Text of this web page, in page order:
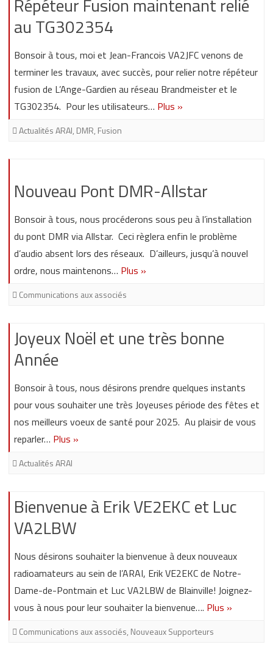
au TG302354
Bonsoir à tous, moi et Jean-Francois VA2JFC venons de
terminer les travaux, avec succès, pour relier notre répéteur
fusion de L’Ange-Gardien au réseau Brandmeister et le
TG302354. Pour les utilisateurs… Plus »
Actualités ARAI, DMR, Fusion
Nouveau Pont DMR-Allstar
Bonsoir à tous, nous procéderons sous peu à l’installation
du pont DMR via Allstar. Ceci règlera enfin le problème
d’audio absent lors des réseaux. D’ailleurs, jusqu’à nouvel
ordre, nous maintenons… Plus »
Communications aux associés
Joyeux Noël et une très bonne
Année
Bonsoir à tous, nous désirons prendre quelques instants
pour vous souhaiter une très Joyeuses période des fêtes et
nos meilleurs voeux de santé pour 2025. Au plaisir de vous
reparler… Plus »
Actualités ARAI
Bienvenue à Erik VE2EKC et Luc
VA2LBW
Nous désirons souhaiter la bienvenue à deux nouveaux
radioamateurs au sein de l’ARAI, Erik VE2EKC de Notre-
Dame-de-Pontmain et Luc VA2LBW de Blainville! Joignez-
vous à nous pour leur souhaiter la bienvenue…. Plus »
Communications aux associés, Nouveaux Supporteurs